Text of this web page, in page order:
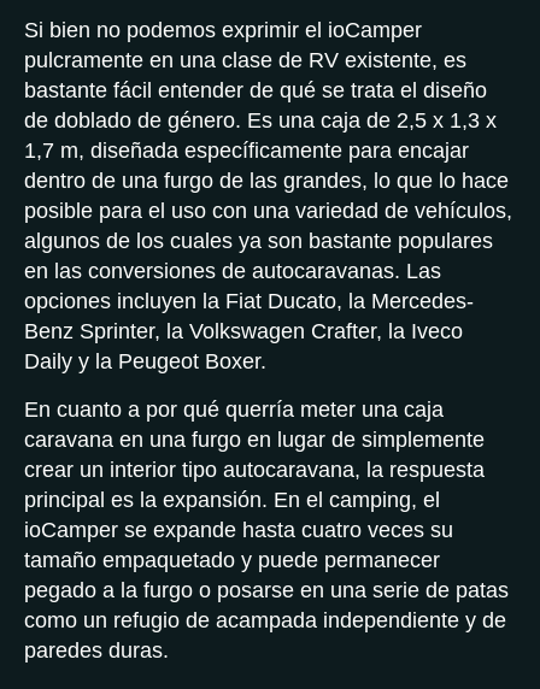
Si bien no podemos exprimir el ioCamper
pulcramente en una clase de RV existente, es
bastante fácil entender de qué se trata el diseño
de doblado de género. Es una caja de 2,5 x 1,3 x
1,7 m, diseñada específicamente para encajar
dentro de una furgo de las grandes, lo que lo hace
posible para el uso con una variedad de vehículos,
algunos de los cuales ya son bastante populares
en las conversiones de autocaravanas. Las
opciones incluyen la Fiat Ducato, la Mercedes-
Benz Sprinter, la Volkswagen Crafter, la Iveco
Daily y la Peugeot Boxer.
En cuanto a por qué querría meter una caja
caravana en una furgo en lugar de simplemente
crear un interior tipo autocaravana, la respuesta
principal es la expansión. En el camping, el
ioCamper se expande hasta cuatro veces su
tamaño empaquetado y puede permanecer
pegado a la furgo o posarse en una serie de patas
como un refugio de acampada independiente y de
paredes duras.